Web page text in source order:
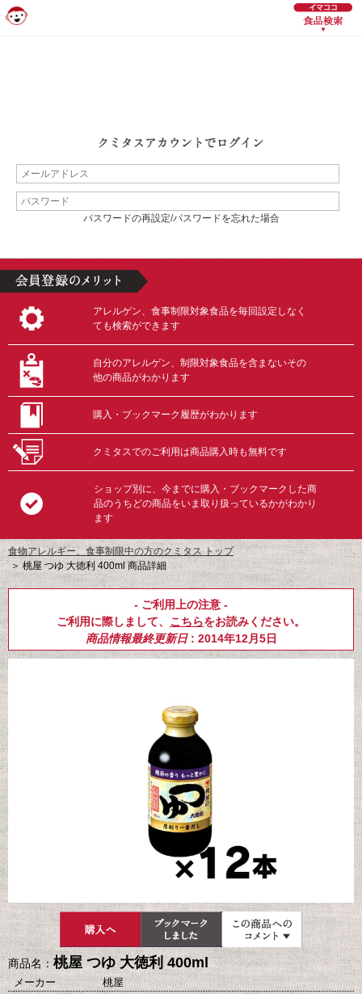
パスワードの再設定/パスワードを忘れた場合
アレルゲン、食事制限対象食品を毎回設定しなく
ても検索ができます
自分のアレルゲン、制限対象食品を含まないその
他の商品がわかります
購入・ブックマーク履歴がわかります
クミタスでのご利用は商品購入時も無料です
ショップ別に、今までに購入・ブックマークした商
品のうちどの商品をいま取り扱っているかがわかり
ます
食物アレルギー、食事制限中の方のクミタス トップ
＞桃屋 つゆ 大徳利 400ml 商品詳細
- ご利用上の注意 -
ご利用に際しまして、 こちらをお読みください。
商品情報最終更新日: 2014年12月5日
商品名：桃屋 つゆ 大徳利 400ml
メーカー
桃屋